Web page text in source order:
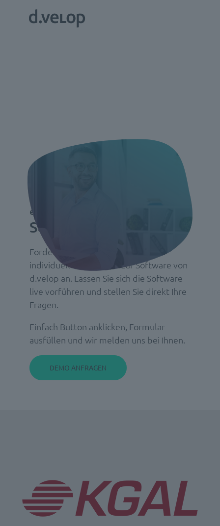
d.velop Software
erleben //
Software Demo buchen
Fordern Sie mit wenigen Klicks Ihre
individuelle Live-Demo zur Software von
d.velop an. Lassen Sie sich die Software
live vorführen und stellen Sie direkt Ihre
Fragen.
Einfach Button anklicken, Formular
ausfüllen und wir melden uns bei Ihnen.
DEMO ANFRAGEN